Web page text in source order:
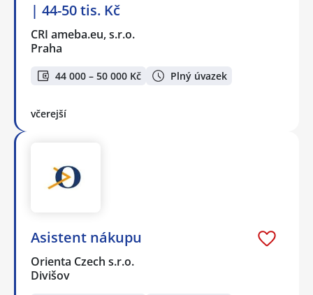
| 44-50 tis. Kč
CRI ameba.eu, s.r.o.
Praha
44 000 – 50 000 Kč Plný úvazek
včerejší
Asistent nákupu
Orienta Czech s.r.o.
Divišov